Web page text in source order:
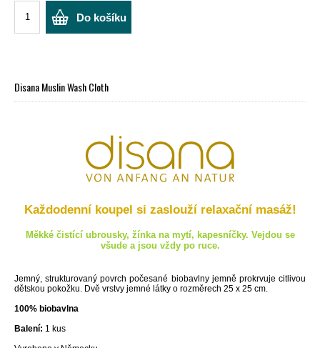
Do košíku
Disana Muslin Wash Cloth
Každodenní koupel si zaslouží relaxační masáž!
Měkké čistící ubrousky, žínka na mytí, kapesníčky. Vejdou se
všude a jsou vždy po ruce.
Jemný, strukturovaný povrch počesané biobavlny jemně prokrvuje citlivou
dětskou pokožku. Dvě vrstvy jemné látky o rozměrech 25 x 25 cm.
100% biobavlna
Balení: 1 kus